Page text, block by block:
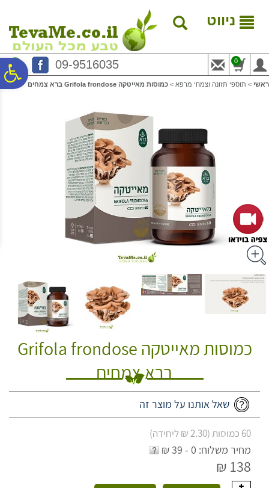
נגישות
המרכזי
ניווט
09-9516035 0
ראשי > תוספי תזונה וצמחי מרפא > כמוסות מאייטקה Grifola frondose ברא צמחים
כמוסות מאייטקה Grifola frondose
ברא צמחים
שאל אותנו על מוצר זה
60 כמוסות (2.30 ₪ ליחידה)
מחיר משלוח: 0 - 39 ₪
138 ₪